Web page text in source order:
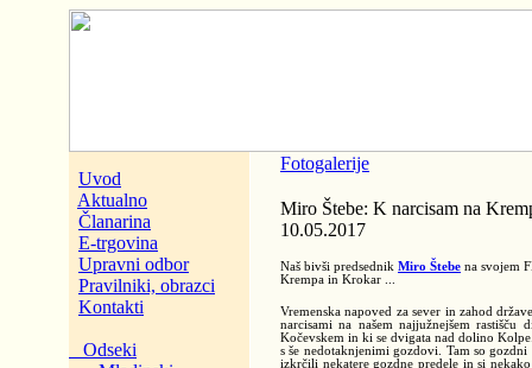
Uvod
Aktualno
Članarina
E-trgovina
Upravni odbor
Pravilniki, obrazci
Kontakti
Odseki
Fotogalerije
Miro Štebe: K narcisam na
10.05.2017
Naš bivši predsednik Miro Štebe na svojem
Krempa in Krokar ...
Vremenska napoved za sever in zahod
narcisami na našem najjužnejšem
Kočevskem in ki se dvigata nad dolino
s še nedotaknjenimi gozdovi. Tam so
izkrčili nekatere gozdne predele in si